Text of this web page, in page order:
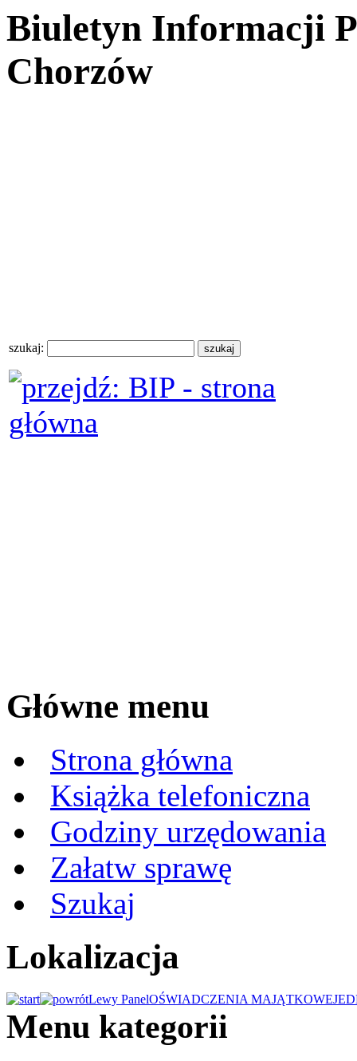
Biuletyn Informacji
Chorzów
szukaj:
Główne menu
Strona główna
Książka telefoniczna
Godziny urzędowania
Załatw sprawę
Szukaj
Lokalizacja
Lewy PanelOŚWIADCZENIA MAJĄTKOWE
Menu kategorii